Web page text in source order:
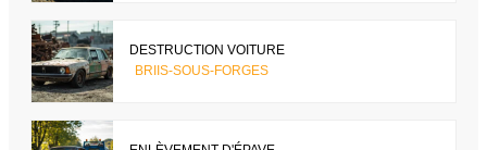
DESTRUCTION VOITURE
BRIIS-SOUS-FORGES